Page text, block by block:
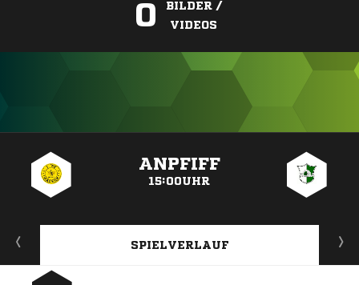
0
BILDER /
VIDEOS
ANPFIFF
15:00UHR
SPIELVERLAUF